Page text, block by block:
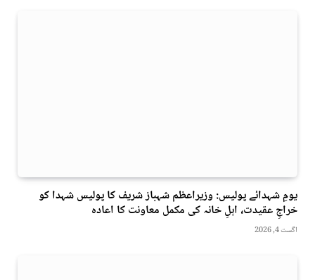
یومِ شہدائے پولیس: وزیراعظم شہباز شریف کا پولیس شہدا کو
خراجِ عقیدت، اہلِ خانہ کی مکمل معاونت کا اعادہ
اگست 4, 2026